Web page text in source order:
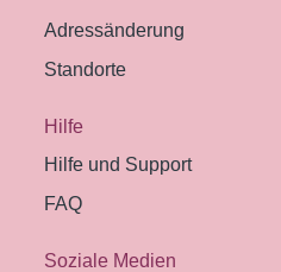
Adressänderung
Standorte
Hilfe
Hilfe und Support
FAQ
Soziale Medien